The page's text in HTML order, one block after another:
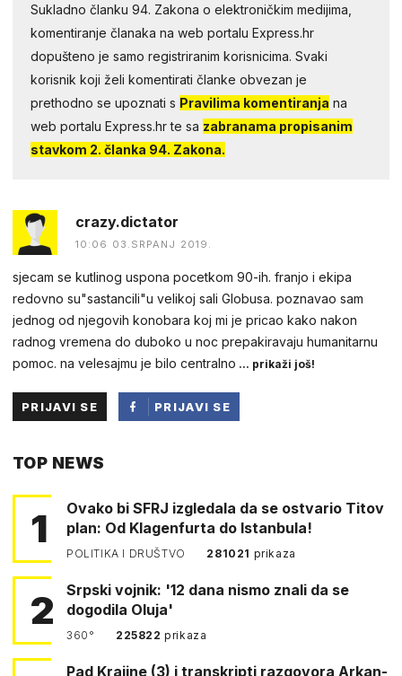
Sukladno članku 94. Zakona o elektroničkim medijima,
komentiranje članaka na web portalu Express.hr
dopušteno je samo registriranim korisnicima. Svaki
korisnik koji želi komentirati članke obvezan je
prethodno se upoznati s Pravilima komentiranja na
web portalu Express.hr te sa zabranama propisanim
stavkom 2. članka 94. Zakona.
crazy.dictator
10:06 03.SRPANJ 2019.
sjecam se kutlinog uspona pocetkom 90-ih. franjo i ekipa
redovno su"sastancili"u velikoj sali Globusa. poznavao sam
jednog od njegovih konobara koj mi je pricao kako nakon
radnog vremena do duboko u noc prepakiravaju humanitarnu
pomoc. na velesajmu je bilo centralno ... prikaži još!
PRIJAVI SE
PRIJAVI SE
TOP NEWS
1
Ovako bi SFRJ izgledala da se ostvario Titov
plan: Od Klagenfurta do Istanbula!
POLITIKA I DRUŠTVO 281021 prikaza
2
Srpski vojnik: '12 dana nismo znali da se
dogodila Oluja'
360° 225822prikaza
Pad Krajine (3) i transkripti razgovora Arkan-